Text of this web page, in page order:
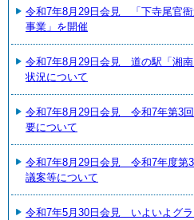
令和7年8月29日会見 「下寺尾官
事業」を開催
令和7年8月29日会見 道の駅「湘
状況について
令和7年8月29日会見 令和7年第3
要について
令和7年8月29日会見 令和7年度第
議案等について
令和7年5月30日会見 いよいよグ